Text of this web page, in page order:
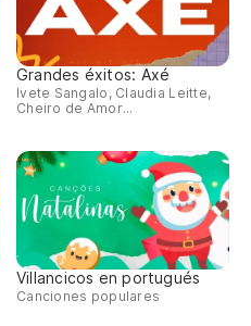
Grandes éxitos: Axé
Ivete Sangalo, Claudia Leitte,
Cheiro de Amor...
Villancicos en portugués
Canciones populares